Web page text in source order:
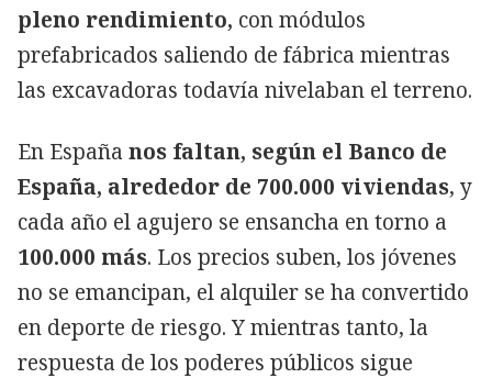
pleno rendimiento, con módulos
prefabricados saliendo de fábrica mientras
las excavadoras todavía nivelaban el terreno.
En España nos faltan, según el Banco de
España, alrededor de 700.000 viviendas, y
cada año el agujero se ensancha en torno a
100.000 más. Los precios suben, los jóvenes
no se emancipan, el alquiler se ha convertido
en deporte de riesgo. Y mientras tanto, la
respuesta de los poderes públicos sigue